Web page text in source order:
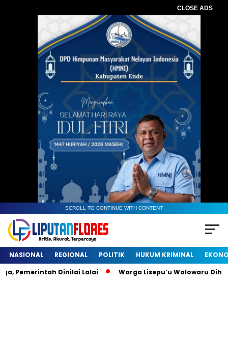
CLOSE ADS
SCROLL TO CONTINUE WITH CONTENT
NASIONAL REGIONAL POLITIK HUKUM KRIMINAL
Pemerintah Dinilai Lalai
Warga Lisepu’u Wolowaru